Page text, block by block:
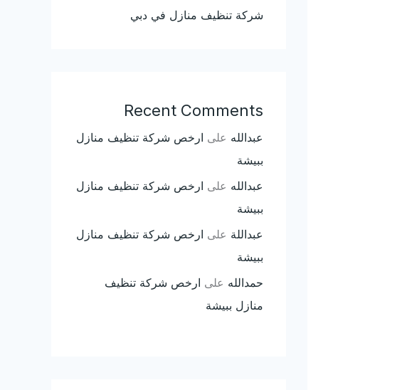
شركة تنظيف منازل في دبي
Recent Comments
عبدالله على ارخص شركة تنظيف منازل
ببيشة
عبدالله على ارخص شركة تنظيف منازل
ببيشة
عبداللة على ارخص شركة تنظيف منازل
ببيشة
حمدالله على ارخص شركة تنظيف
منازل ببيشة